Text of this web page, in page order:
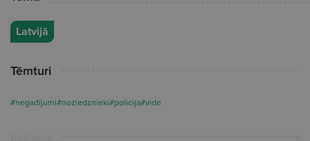
Latvijā
Tēmturi
#negadījumi#noziedznieki#policija#vide